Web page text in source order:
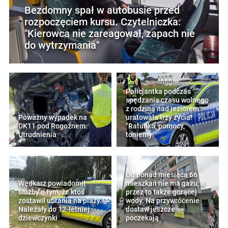
Bezdomny spał w autobusie przed
rozpoczęciem kursu. Czytelniczka:
"Kierowca nie zareagował, zapach nie
do wytrzymania"
Poważny wypadek na
DK11 pod Rogoźnem.
Utrudnienia
Policjantka podczas
spędzania czasu wolnego
z rodziną nad jeziorem
uratowała trzy życia!
"Ratunku, pomocy,
toniemy!"
Wędkarz powiadomił
służby o tym, że ktoś
zostawił ubrania na plaży.
Należały do 12-letniej
dziewczynki
Od ponad miesiąca 66
mieszkań nie ma gazu, a
przez to także gorącej
wody. Na przywrócenie
dostaw jeszcze
poczekają